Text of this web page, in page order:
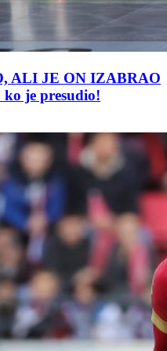
ALI JE ON IZABRAO
je presudio!